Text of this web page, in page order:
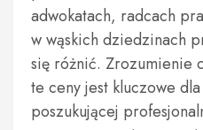
adwokatach, radcach
w wąskich dziedzinach
się różnić. Zrozumienie
te ceny jest kluczowe
poszukującej